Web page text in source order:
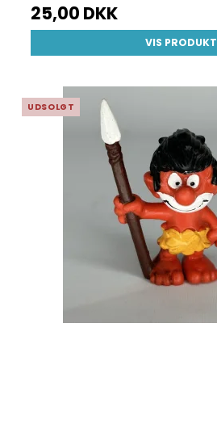
25,00 DKK
VIS PRODUKT
UDSOLGT